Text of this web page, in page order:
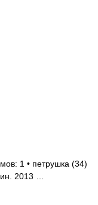
1 • петрушка (34)
2013 …